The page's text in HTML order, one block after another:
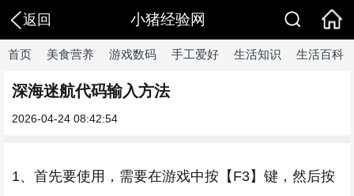
返回 小猪经验网
首页 美食营养 游戏数码 手工爱好 生活知识 生活百科
深海迷航代码输入方法
2026-04-24 08:42:54
1、首先要使用，需要在游戏中按【F3】键，然后按